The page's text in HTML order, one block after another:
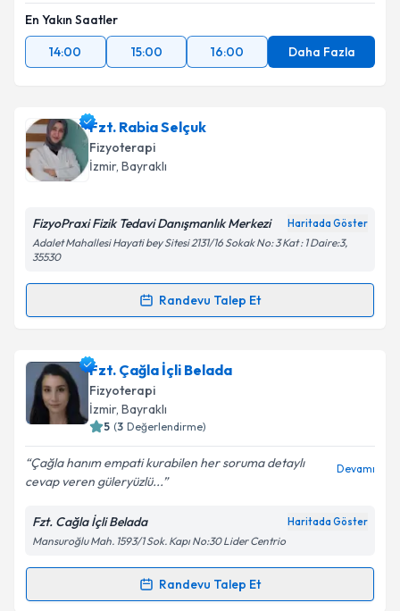
En Yakın Saatler
14:00
15:00 16:00 Daha Fazla
Fzt. Rabia Selçuk
Fizyoterapi
İzmir, Bayraklı
FizyoPraxi Fizik Tedavi Danışmanlık Merkezi Haritada Göster
Adalet Mahallesi Hayati bey Sitesi 2131/16 Sokak No: 3 Kat : 1 Daire:3,
35530
Randevu Talep Et
Randevu Takvimi Talebi
Fzt. Rabia Selçukiçin randevu takvimi talebi
oluşturun. Size bu uzmandan randevu almanız için bir
takvim hazırlandığında e-posta ile bilgilendireceğiz.
Kişisel verilerimin işlenmesine ilişkin
Aydınlatma
Metni 'ni okudum ve kişisel verilerimin belirtilen
kapsamda işlenmesini kabul ediyorum.
Fzt. Çağla İçli Belada
Fizyoterapi
İzmir, Bayraklı
5 (3 Değerlendirme)
Çağla hanım empati kurabilen her soruma detaylı
cevap veren güleryüzlü...
Devamı
Fzt. Cağla İçli Belada Haritada Göster
Mansuroğlu Mah. 1593/1 Sok. Kapı No:30 Lider Centrio
Randevu Talep Et
Randevu Takvimi Talebi